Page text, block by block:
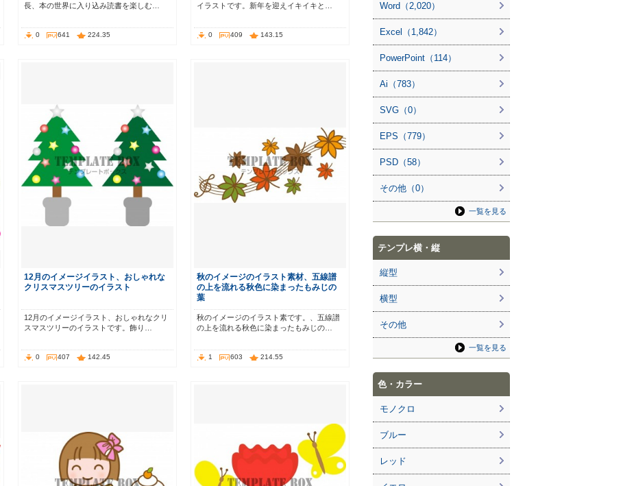
長、本の世界に入り込み読書を楽しむ…
0 641 224.35
イラストです。新年を迎えイキイキと…
0 409 143.15
12月のイメージイラスト、おしゃれな
クリスマスツリーのイラスト
12月のイメージイラスト、おしゃれなクリ
スマスツリーのイラストです。飾り…
0 407 142.45
秋のイメージのイラスト素材、五線譜
の上を流れる秋色に染まったもみじの
葉
秋のイメージのイラスト素です。、五線譜
の上を流れる秋色に染まったもみじの…
1 603 214.55
Word（2,020）
Excel（1,842）
PowerPoint（114）
Ai（783）
SVG（0）
EPS（779）
PSD（58）
その他（0）
一覧を見る
テンプレ横・縦
縦型
横型
その他
一覧を見る
色・カラー
モノクロ
ブルー
レッド